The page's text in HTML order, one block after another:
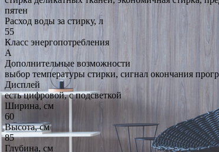
пятен
Расход воды за стирку, л
55
Класс энергопотребления
A
Дополнительные возможности
выбор температуры стирки, сигнал окончания
Дисплей
есть цифровой, с подсветкой
Ширина, см
60
Высота, см
85
Глубина, см